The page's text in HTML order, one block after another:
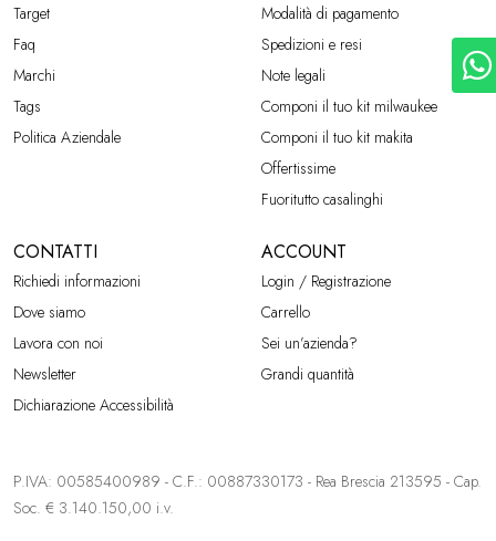
Target
Faq
Marchi
Tags
Politica Aziendale
Modalità di pagamento
Spedizioni e resi
Note legali
Componi il tuo kit milwaukee
Componi il tuo kit makita
Offertissime
Fuoritutto casalinghi
CONTATTI
Richiedi informazioni
Dove siamo
Lavora con noi
Newsletter
Dichiarazione Accessibilità
ACCOUNT
Login / Registrazione
Carrello
Sei un’azienda?
Grandi quantità
P.IVA: 00585400989 - C.F.: 00887330173 - Rea Brescia 213595 - Cap.
Soc. € 3.140.150,00 i.v.